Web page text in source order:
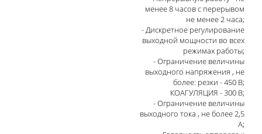
менее 8 часов с перерывом
не менее 2 часа;
- Дискретное регулирование
выходной мощности во всех
режимах работы;
- Ограничение величины
выходного напряжения , не
более: резки - 450 В;
КОАГУЛЯЦИЯ - 300 В;
- Ограничение величины
выходного тока , не более 2,5
А;